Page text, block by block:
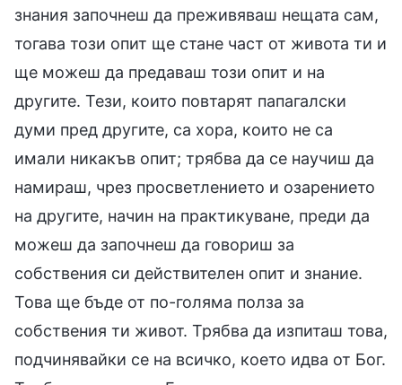
знания започнеш да преживяваш нещата сам,
тогава този опит ще стане част от живота ти и
ще можеш да предаваш този опит и на
другите. Тези, които повтарят папагалски
думи пред другите, са хора, които не са
имали никакъв опит; трябва да се научиш да
намираш, чрез просветлението и озарението
на другите, начин на практикуване, преди да
можеш да започнеш да говориш за
собствения си действителен опит и знание.
Това ще бъде от по-голяма полза за
собствения ти живот. Трябва да изпиташ това,
подчинявайки се на всичко, което идва от Бог.